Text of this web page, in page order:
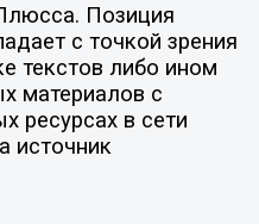
Позиция
с точкой зрения
текстов либо ином
материалов с
ресурсах в сети
источник